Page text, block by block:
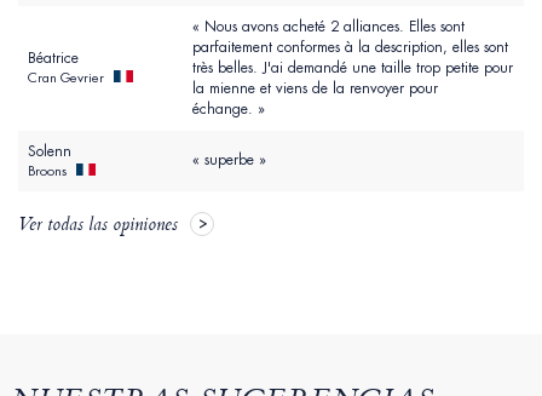
Béatrice
Cran Gevrier
« Nous avons acheté 2 alliances. Elles sont
parfaitement conformes à la description, elles sont
très belles. J'ai demandé une taille trop petite pour
la mienne et viens de la renvoyer pour
échange. »
Solenn
Broons
« superbe »
Ver todas las opiniones